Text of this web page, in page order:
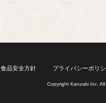
食品安全方針 プライバシーポリ
Copyright Kanzaki Inc. All